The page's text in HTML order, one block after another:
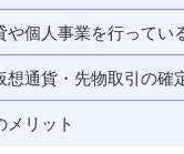
や個人事業を行ってい
想通貨・先物取引の確
メリット